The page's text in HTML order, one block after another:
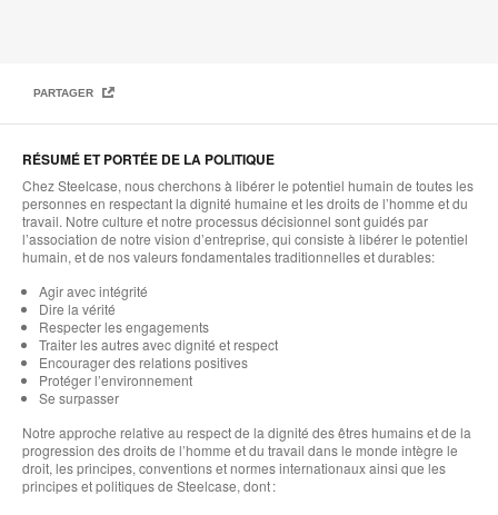
PARTAGER
RÉSUMÉ ET PORTÉE DE LA POLITIQUE
Chez Steelcase, nous cherchons à libérer le potentiel humain de toutes les
personnes en respectant la dignité humaine et les droits de l’homme et du
travail. Notre culture et notre processus décisionnel sont guidés par
l’association de notre vision d’entreprise, qui consiste à libérer le potentiel
humain, et de nos valeurs fondamentales traditionnelles et durables:
Agir avec intégrité
Dire la vérité
Respecter les engagements
Traiter les autres avec dignité et respect
Encourager des relations positives
Protéger l’environnement
Se surpasser
Notre approche relative au respect de la dignité des êtres humains et de la
progression des droits de l’homme et du travail dans le monde intègre le
droit, les principes, conventions et normes internationaux ainsi que les
principes et politiques de Steelcase, dont :